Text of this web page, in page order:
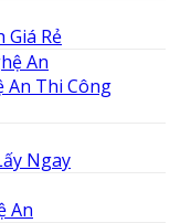
Giá Rẻ
An Thi Công
Ngay
An